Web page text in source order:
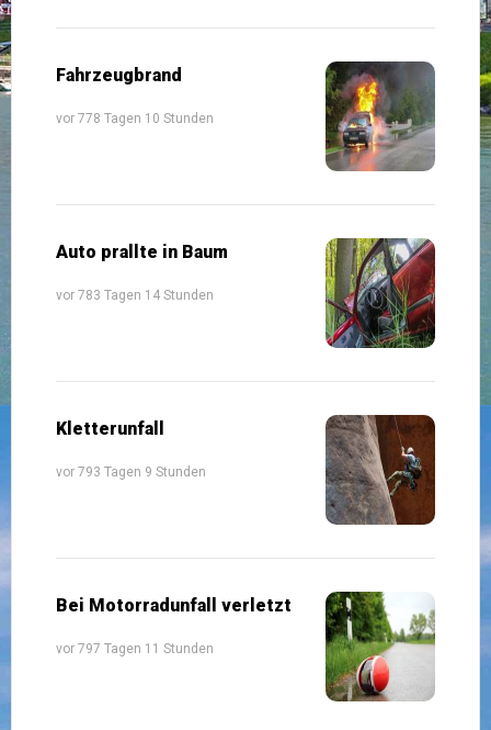
Fahrzeugbrand
vor 778 Tagen 10 Stunden
Auto prallte in Baum
vor 783 Tagen 14 Stunden
Kletterunfall
vor 793 Tagen 9 Stunden
Bei Motorradunfall verletzt
vor 797 Tagen 11 Stunden